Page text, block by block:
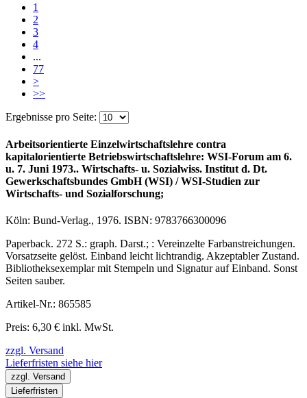
1
2
3
4
...
77
>
>>
Ergebnisse pro Seite:
Arbeitsorientierte Einzelwirtschaftslehre contra
kapitalorientierte Betriebswirtschaftslehre: WSI-Forum am 6.
u. 7. Juni 1973.. Wirtschafts- u. Sozialwiss. Institut d. Dt.
Gewerkschaftsbundes GmbH (WSI) / WSI-Studien zur
Wirtschafts- und Sozialforschung;
Köln: Bund-Verlag., 1976. ISBN: 9783766300096
Paperback. 272 S.: graph. Darst.; : Vereinzelte Farbanstreichungen.
Vorsatzseite gelöst. Einband leicht lichtrandig. Akzeptabler Zustand.
Bibliotheksexemplar mit Stempeln und Signatur auf Einband. Sonst
Seiten sauber.
Artikel-Nr.: 865585
Preis: 6,30 € inkl. MwSt.
zzgl. Versand
Lieferfristen siehe hier
zzgl. Versand
Lieferfristen